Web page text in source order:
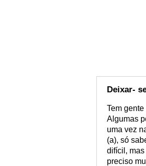
Deixar-
Tem
Algumas
uma vez
(a), só
difícil,
preciso